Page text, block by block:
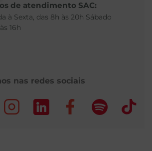
de atendimento SAC:
à Sexta, das 8h às 20h Sábado
16h
nas redes sociais